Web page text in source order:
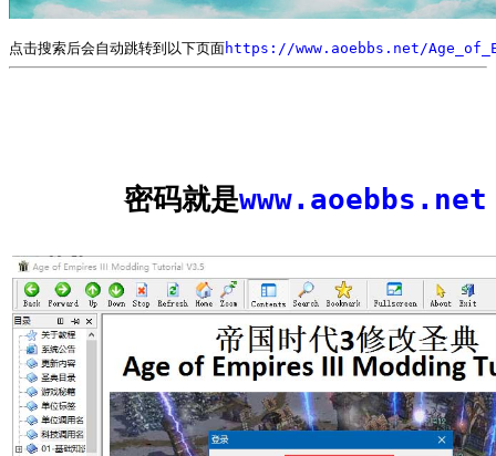
点击搜索后会自动跳转到以下页面https://www.aoebbs.net/
密码就是www.aoebbs.net